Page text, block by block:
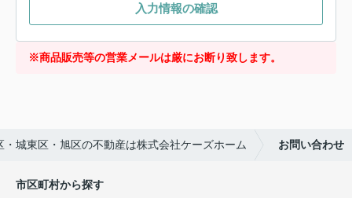
入力情報の確認
※商品販売等の営業メールは厳にお断り致します。
・城東区・旭区の不動産は株式会社ケーズホーム お問い合わせ
市区町村から探す